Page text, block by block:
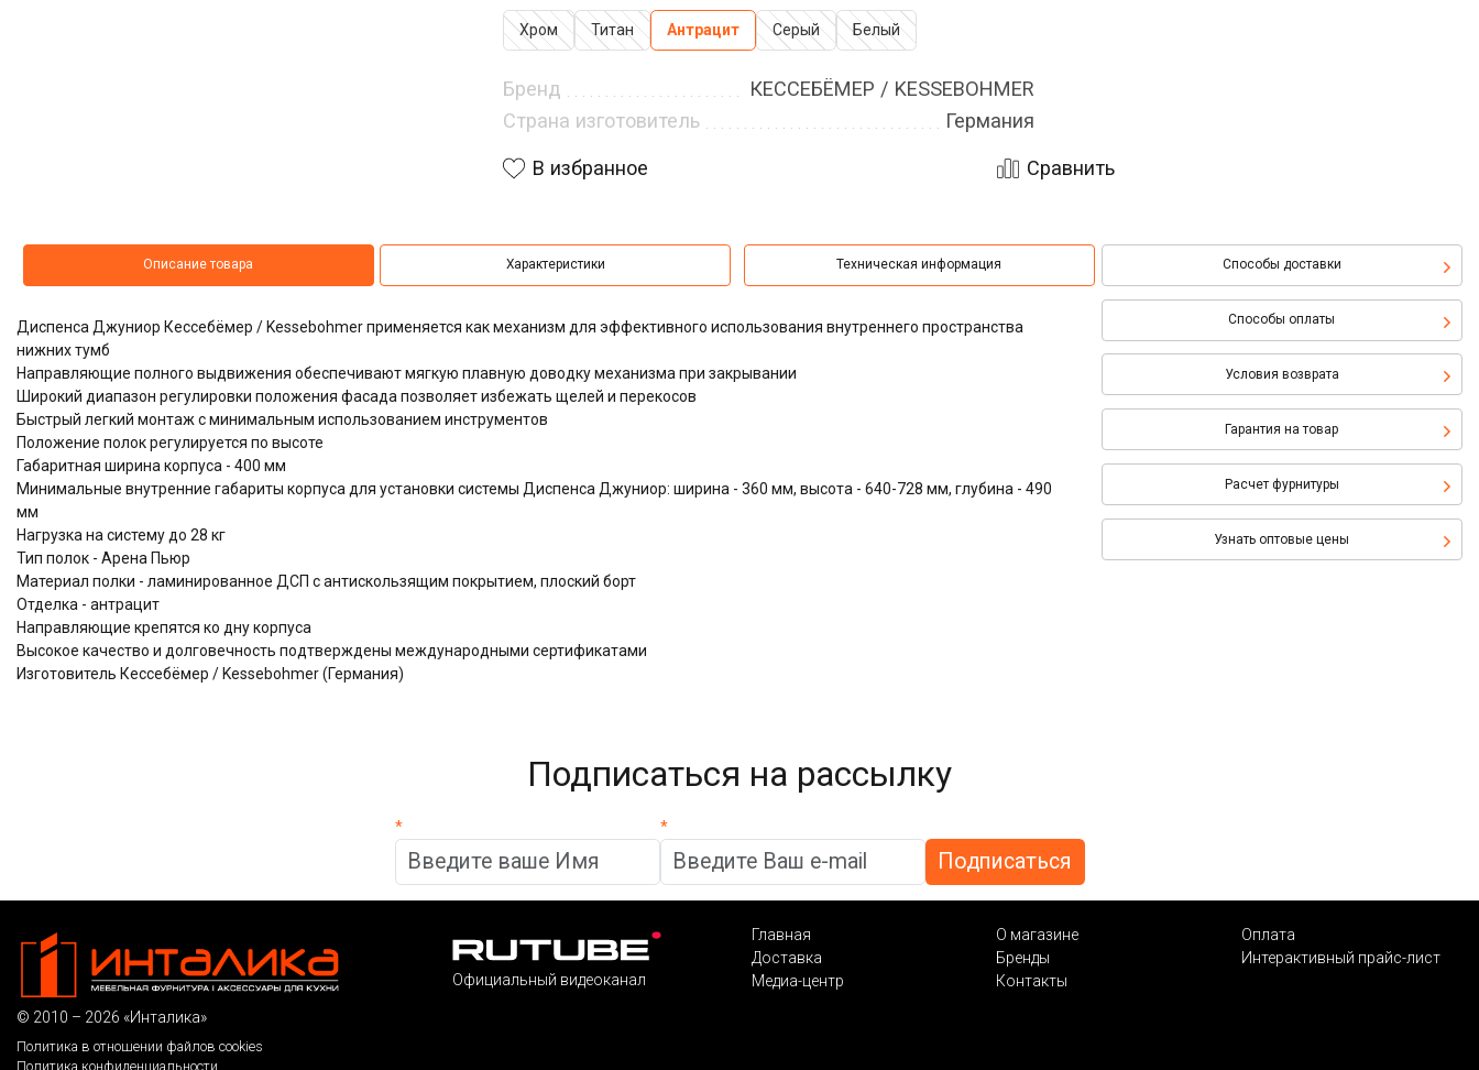
Хром Титан Антрацит Серый Белый
Бренд
КЕССЕБЁМЕР / KESSEBOHMER
Страна изготовитель
Германия
В избранное Сравнить
Описание товара Характеристики Техническая информация Способы доставки
Способы оплаты
Условия возврата
Гарантия на товар
Расчет фурнитуры
Узнать оптовые цены
Диспенса Джуниор Кессебёмер / Kessebohmer применяется как механизм для эффективного использования внутреннего пространства
нижних тумб
Направляющие полного выдвижения обеспечивают мягкую плавную доводку механизма при закрывании
Широкий диапазон регулировки положения фасада позволяет избежать щелей и перекосов
Быстрый легкий монтаж с минимальным использованием инструментов
Положение полок регулируется по высоте
Габаритная ширина корпуса - 400 мм
Минимальные внутренние габариты корпуса для установки системы Диспенса Джуниор: ширина - 360 мм, высота - 640-728 мм, глубина - 490
мм
Нагрузка на систему до 28 кг
Тип полок - Арена Пьюр
Материал полки - ламинированное ДСП с антискользящим покрытием, плоский борт
Отделка - антрацит
Направляющие крепятся ко дну корпуса
Высокое качество и долговечность подтверждены международными сертификатами
Изготовитель Кессебёмер / Kessebohmer (Германия)
Подписаться на рассылку
* *
© 2010 – 2026 «Инталика»
Политика в отношении файлов cookies
Политика конфиденциальности
Официальный видеоканал
Главная О магазине
Оплата
Доставка
Бренды
Интерактивный прайс-лист
Медиа-центр
Контакты